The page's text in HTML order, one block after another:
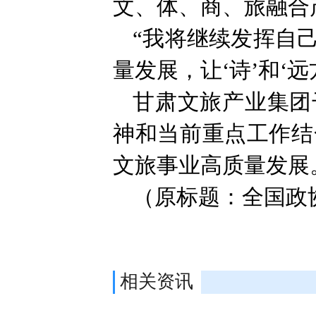
文、体、商、旅融
“我将继续发挥自
量发展，让‘诗’和‘
甘肃文旅产业集
神和当前重点工作
文旅事业高质量发展
（原标题：全国
相关资讯